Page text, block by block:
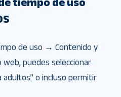
de uso → Contenido y
puedes seleccionar
o incluso permitir